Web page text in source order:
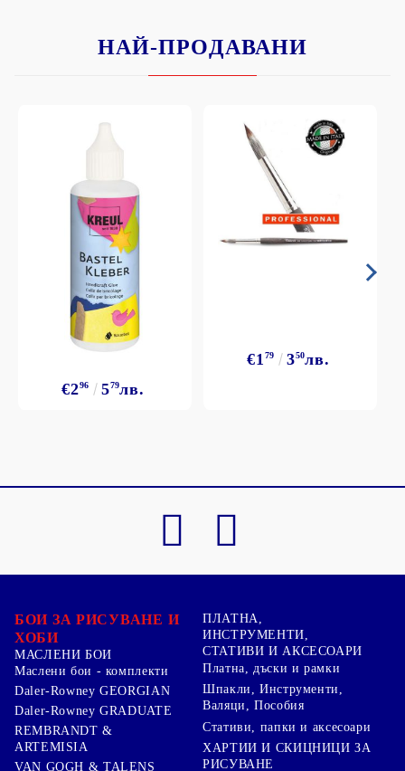
НАЙ-ПРОДАВАНИ
€296 579лв.
€1 79 350лв.
БОИ ЗА РИСУВАНЕ И
ХОБИ
МАСЛЕНИ БОИ
Маслени бои - комплекти
Daler-Rowney GEORGIAN
Daler-Rowney GRADUATE
REMBRANDT &
ARTEMISIA
VAN GOGH & TALENS
ПЛАТНА,
ИНСТРУМЕНТИ,
СТАТИВИ И АКСЕСОАРИ
Платна, дъски и рамки
Шпакли, Инструменти,
Валяци, Пособия
Стативи, папки и аксесоари
ХАРТИИ И СКИЦНИЦИ ЗА
РИСУВАНЕ